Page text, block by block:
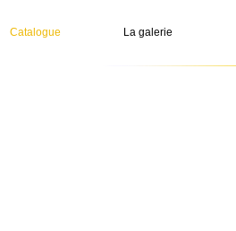
Catalogue La galerie